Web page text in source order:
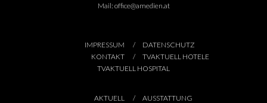
Mail: office@amedien.at
IMPRESSUM
DATENSCHUTZ
KONTAKT
TVAKTUELL HOTELE
TVAKTUELL HOSPITAL
AKTUELL
AUSSTATTUNG